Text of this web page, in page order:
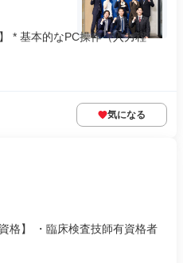
* 基本的なPC操作（入力程
気になる
格】 ・臨床検査技師有資格者